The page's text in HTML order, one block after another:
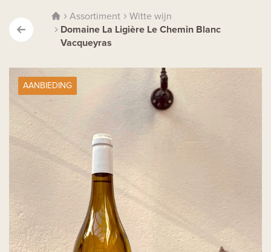
Assortiment
Witte wijn
Domaine La Ligière Le Chemin Blanc
Vacqueyras
AANBIEDING